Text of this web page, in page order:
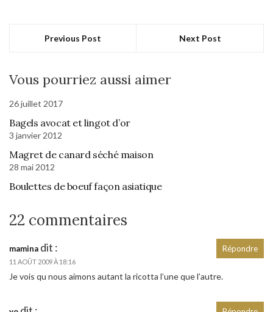
Previous Post Next Post
Vous pourriez aussi aimer
26 juillet 2017
Bagels avocat et lingot d’or
3 janvier 2012
Magret de canard séché maison
28 mai 2012
Boulettes de boeuf façon asiatique
22 commentaires
mamina dit :
11 AOÛT 2009 À 18:16
Je vois qu nous aimons autant la ricotta l’une que l’autre.
Répondre